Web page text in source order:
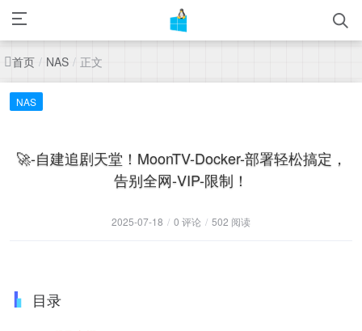
首页 / NAS / 正文
NAS
🚀-自建追剧天堂！MoonTV-Docker-部署轻松搞定，
告别全网-VIP-限制！
2025-07-18 / 0 评论 / 502 阅读
目录